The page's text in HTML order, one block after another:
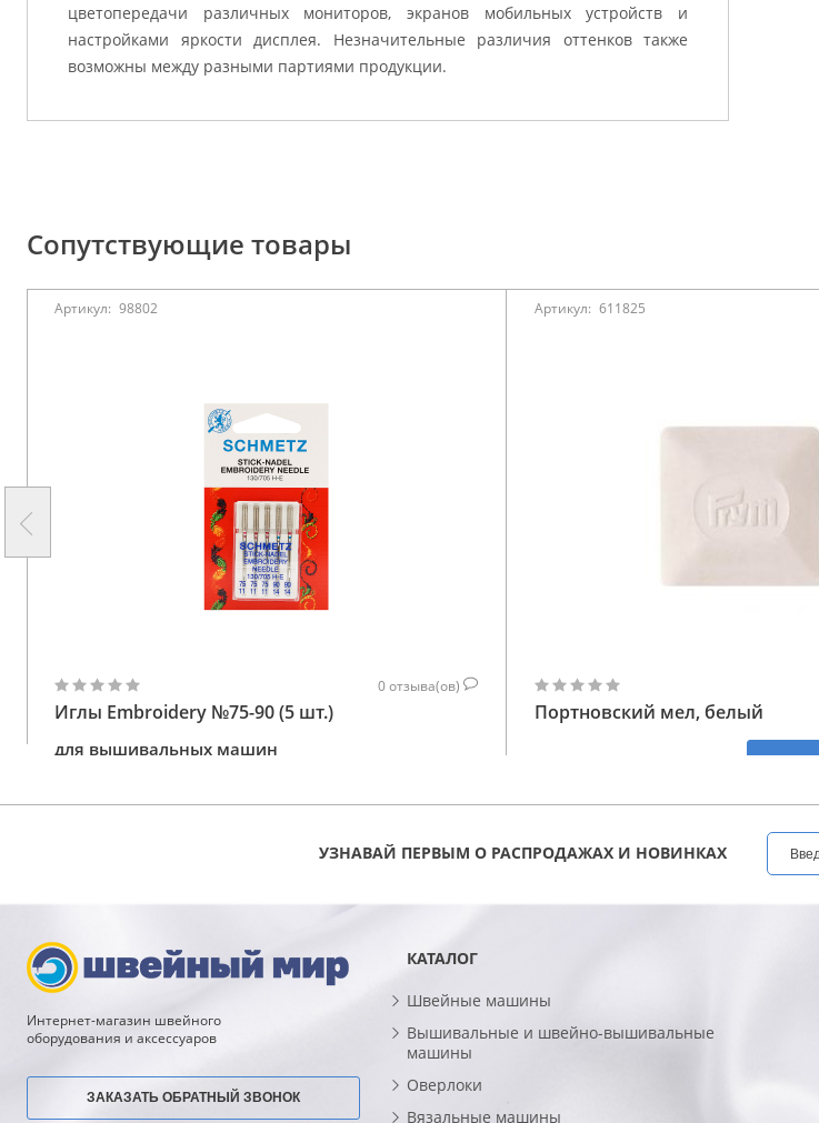
цветопередачи различных мониторов, экранов мобильных устройств и
настройками яркости дисплея. Незначительные различия оттенков также
возможны между разными партиями продукции.
Сопутствующие товары
Артикул: 98802
0отзыва(ов)
Иглы Embroidery №75-90 (5 шт.)
для вышивальных машин
Артикул: 611825
Портновский мел, белый
УЗНАВАЙ ПЕРВЫМ О РАСПРОДАЖАХ И НОВИНКАХ
Интернет-магазин швейного
оборудования и аксессуаров
ЗАКАЗАТЬ ОБРАТНЫЙ ЗВОНОК
КАТАЛОГ
Швейные машины
Вышивальные и швейно-вышивальные
машины
Оверлоки
Вязальные машины